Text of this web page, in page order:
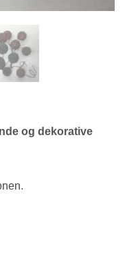
og dekorative